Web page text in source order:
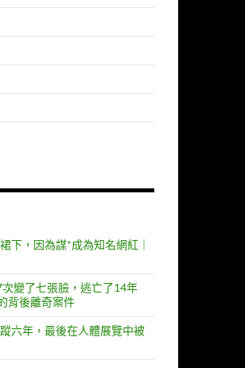
下，因為謀*成為知名網紅｜
變了七張臉，逃亡了14年
背後離奇案件
六年，最後在人體展覽中被